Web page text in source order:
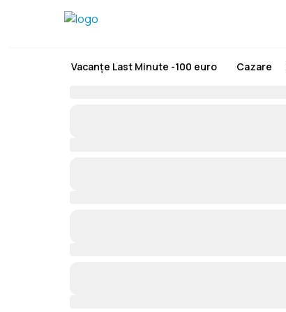
Vacanțe Last Minute -100 euro Cazare